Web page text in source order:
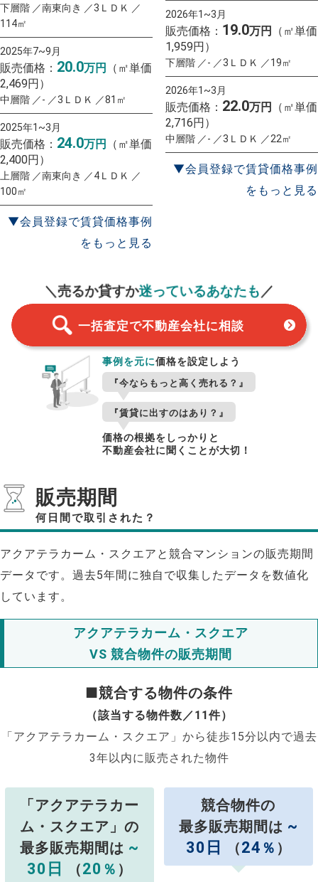
下層階 ／南東向き ／3ＬＤＫ ／
114㎡
2025年7~9月
販売価格： 20.0万円
（㎡単価
2,469円）
中層階 ／- ／3ＬＤＫ ／81㎡
2025年1~3月
販売価格： 24.0万円
（㎡単価
2,400円）
上層階 ／南東向き ／4ＬＤＫ ／
100㎡
▼会員登録で賃貸価格事例
をもっと見る
2026年1~3月
販売価格： 19.0万円
（㎡単価
1,959円）
下層階 ／- ／3ＬＤＫ ／19㎡
2026年1~3月
販売価格： 22.0万円
（㎡単価
2,716円）
中層階 ／- ／3ＬＤＫ ／22㎡
▼会員登録で賃貸価格事例
をもっと見る
＼売るか貸すか迷っているあなたも／
一括査定で不動産会社に相談
事例を元に価格を設定しよう
『今ならもっと高く売れる？』
『賃貸に出すのはあり？』
価格の根拠をしっかりと
不動産会社に聞くことが大切！
販売期間
何日間で取引された？
アクアテラカーム・スクエアと競合マンションの販売期間
データです。過去5年間に独自で収集したデータを数値化
しています。
アクアテラカーム・スクエア
VS 競合物件の販売期間
■競合する物件の条件
（該当する物件数／11件）
「アクアテラカーム・スクエア」から徒歩15分以内で過去
3年以内に販売された物件
「アクアテラカー
ム・スクエア」の
最多販売期間は ~
30日
（20 ％ ）
競合物件の
最多販売期間は ~
30日
（24 ％ ）